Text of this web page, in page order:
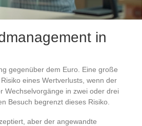
in
gegenüber dem Euro. Eine große
eines Wertverlusts, wenn der
Wechselvorgänge in zwei oder drei
Besuch begrenzt dieses Risiko.
aber der angewandte